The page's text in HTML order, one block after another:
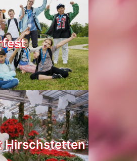
Hirschstetten